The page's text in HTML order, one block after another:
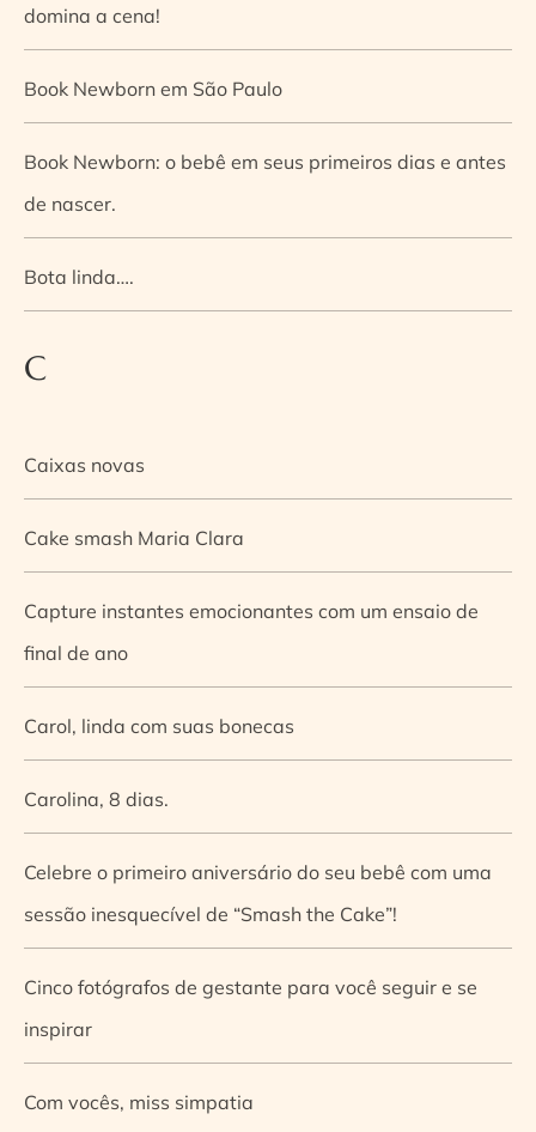
domina a cena!
Book Newborn em São Paulo
Book Newborn: o bebê em seus primeiros dias e antes
de nascer.
Bota linda….
C
Caixas novas
Cake smash Maria Clara
Capture instantes emocionantes com um ensaio de
final de ano
Carol, linda com suas bonecas
Carolina, 8 dias.
Celebre o primeiro aniversário do seu bebê com uma
sessão inesquecível de “Smash the Cake”!
Cinco fotógrafos de gestante para você seguir e se
inspirar
Com vocês, miss simpatia